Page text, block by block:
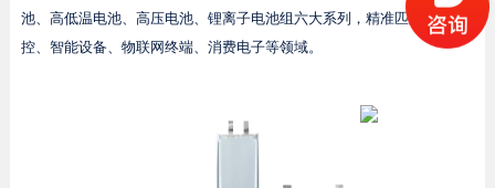
池、高低温电池、高压电池、锂离子电池组六大系列，精准匹配安防监
控、智能设备、物联网终端、消费电子等领域。